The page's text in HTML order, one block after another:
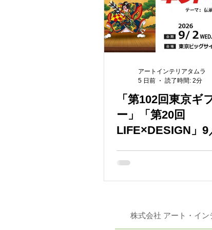
「第102回東京ギ
ー」「第20回
LIFE×DESIGN」9
アートインテリアタムラ
5 日前
読了時間: 2分
株式会社 ア